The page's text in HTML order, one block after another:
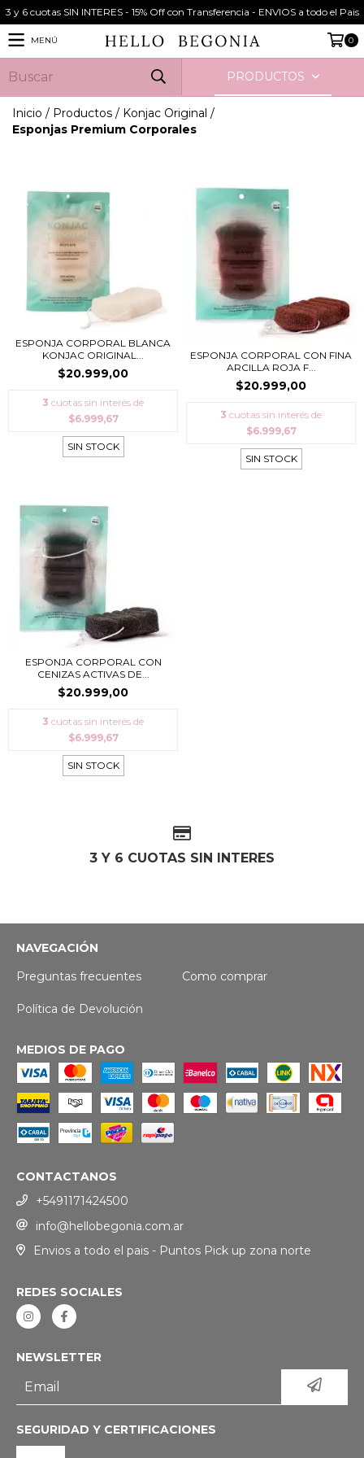
3 y 6 cuotas SIN INTERES - 15% Off con Transferencia - ENVIOS a todo el Pais
MENÚ 0
PRODUCTOS
Inicio / Productos / Konjac Original /
Esponjas Premium Corporales
ESPONJA CORPORAL BLANCA
KONJAC ORIGINAL...
$20.999,00
3 cuotas sin interés de
$6.999,67
SIN STOCK
ESPONJA CORPORAL CON FINA
ARCILLA ROJA F...
$20.999,00
3 cuotas sin interés de
$6.999,67
SIN STOCK
ESPONJA CORPORAL CON
CENIZAS ACTIVAS DE...
$20.999,00
3 cuotas sin interés de
$6.999,67
SIN STOCK
3 Y 6 CUOTAS SIN INTERES
NAVEGACIÓN
Preguntas frecuentes
Como comprar
Política de Devolución
MEDIOS DE PAGO
CONTACTANOS
+5491171424500
info@hellobegonia.com.ar
Envios a todo el pais - Puntos Pick up zona norte
REDES SOCIALES
NEWSLETTER
SEGURIDAD Y CERTIFICACIONES